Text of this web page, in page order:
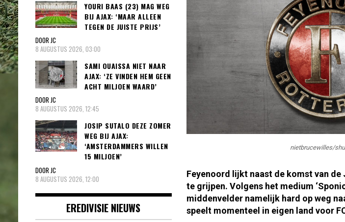
nietbrucewilles/
Feyenoord lijkt naast de komst van de
te grijpen. Volgens het medium
middenvelder namelijk hard op weg
speelt momenteel in eigen land voor
YOURI BAAS (23) MAG WEG
BIJ AJAX: ‘MAAR ALLEEN
TEGEN DE JUISTE PRIJS’
DOOR JC
8 AUGUSTUS 2026, 03:00
SAMI OUAISSA NIET NAAR
AJAX: ‘ZE VINDEN HEM GEEN
ACHT MILJOEN WAARD’
DOOR JC
8 AUGUSTUS 2026, 12:45
JOSIP SUTALO DEZE ZOMER
WEG BIJ AJAX:
‘AMSTERDAMMERS WILLEN
15 MILJOEN’
DOOR JC
8 AUGUSTUS 2026, 12:00
EREDIVISIE NIEUWS